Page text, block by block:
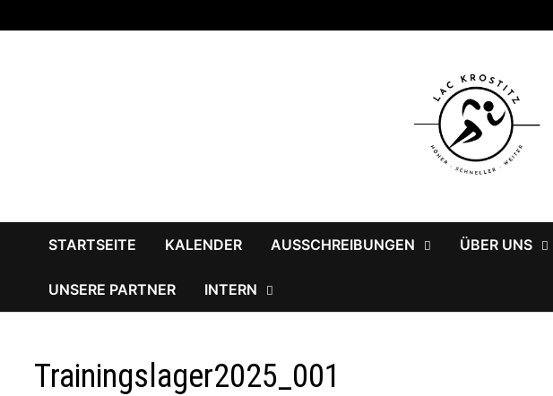
Inhalt
STARTSEITE KALENDER AUSSCHREIBUNGEN ÜBER UNS
UNSERE PARTNER INTERN
Trainingslager2025_001